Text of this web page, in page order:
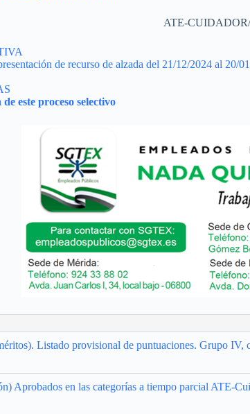
ATE-
de recurso de alzada del 21/12/2024 al 20/
este proceso selectivo
Listado provisional de puntuaciones. Grupo
Aprobados en las categorías a tiempo parcial ATE-